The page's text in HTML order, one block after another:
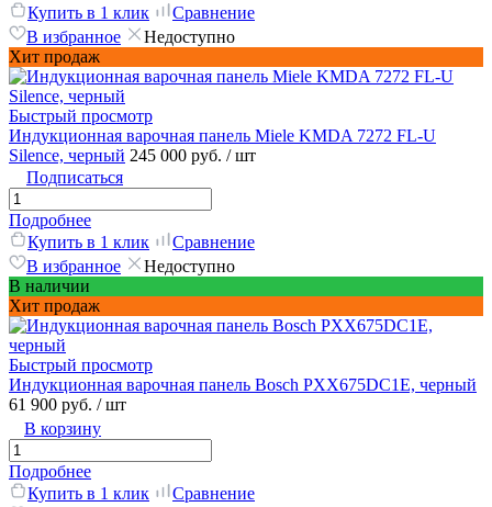
Купить в 1 клик
Сравнение
В избранное
Недоступно
Хит продаж
Быстрый просмотр
Индукционная варочная панель Miele KMDA 7272 FL-U
Silence, черный 245 000 руб. / шт
Подписаться
Подробнее
Купить в 1 клик
Сравнение
В избранное
Недоступно
В наличии
Хит продаж
Быстрый просмотр
Индукционная варочная панель Bosch PXX675DC1E, черный
61 900 руб. / шт
В корзину
Подробнее
Купить в 1 клик
Сравнение